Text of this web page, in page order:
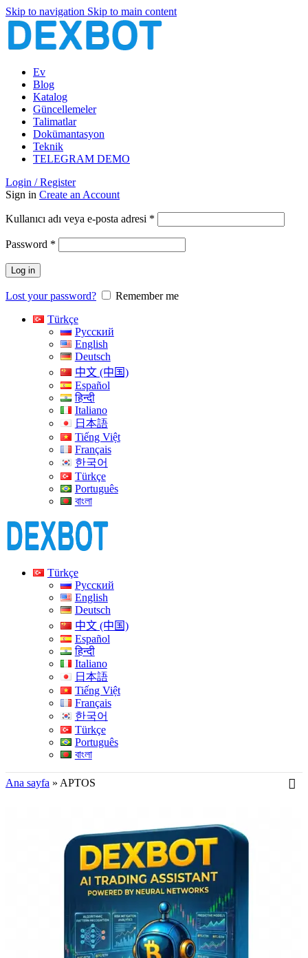
Skip to navigation Skip to main content
Ev
Blog
Katalog
Güncellemeler
Talimatlar
Dokümantasyon
Teknik
TELEGRAM DEMO
Login / Register
Sign in Create an Account
Kullanıcı adı veya e-posta adresi *
Password *
Log in
Lost your password?
Remember me
Türkçe
Русский
English
Deutsch
中文 (中国)
Español
हिन्दी
Italiano
日本語
Tiếng Việt
Français
한국어
Türkçe
Português
বাংলা
Türkçe
Русский
English
Deutsch
中文 (中国)
Español
हिन्दी
Italiano
日本語
Tiếng Việt
Français
한국어
Türkçe
Português
বাংলা
Ana sayfa » APTOS